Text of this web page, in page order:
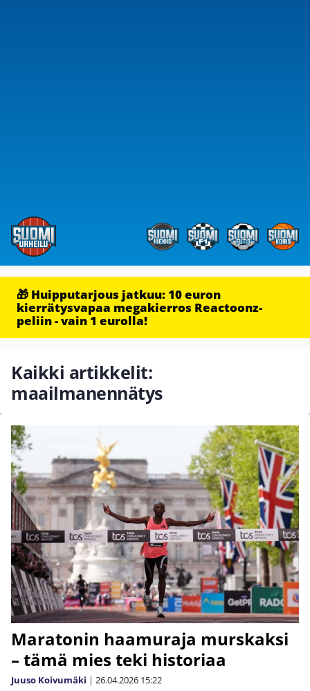
🎁 Huipputarjous jatkuu: 10 euron
kierrätysvapaa megakierros Reactoonz-
peliin - vain 1 eurolla!
Kaikki artikkelit:
maailmanennätys
Maratonin haamuraja murskaksi
– tämä mies teki historiaa
Juuso Koivumäki | 26.04.2026 15:22